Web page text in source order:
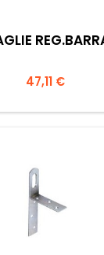
Prezzo
47,11 €